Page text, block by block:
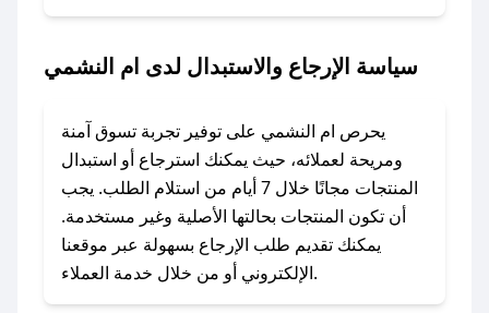
في حال عدم توفر كوبونات لمتجرك المفضل، يمكنك
أسرع وقت ممكن.
### كيف تحصل على كوبونات خصم حصرية من ام
النشمي؟
للحصول على كوبونات وخصومات حصرية، قم بما
يلي:
- اضغط على أيقونة متابعة لمتجر ام النشمي في
تطبيق صحصح.
سياسة الإرجاع والاستبدال لدى ام النشمي
يحرص ام النشمي على توفير تجربة تسوق آمنة
ومريحة لعملائه، حيث يمكنك استرجاع أو استبدال
المنتجات مجانًا خلال 7 أيام من استلام الطلب. يجب
أن تكون المنتجات بحالتها الأصلية وغير مستخدمة.
يمكنك تقديم طلب الإرجاع بسهولة عبر موقعنا
الإلكتروني أو من خلال خدمة العملاء.